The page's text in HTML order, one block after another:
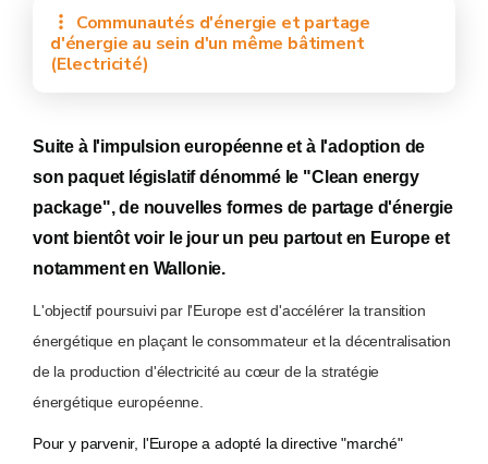
Communautés d'énergie et partage
d'énergie au sein d'un même bâtiment
(Electricité)
Suite à l'impulsion européenne et à l'adoption de
son paquet législatif dénommé le "Clean energy
package", de nouvelles formes de partage d'énergie
vont bientôt voir le jour un peu partout en Europe et
notamment en Wallonie.
L'objectif poursuivi par l'Europe est d'accélérer la transition
énergétique en plaçant le consommateur et la décentralisation
de la production d'électricité au cœur de la stratégie
énergétique européenne.
Pour y parvenir, l'Europe a adopté la directive "marché"